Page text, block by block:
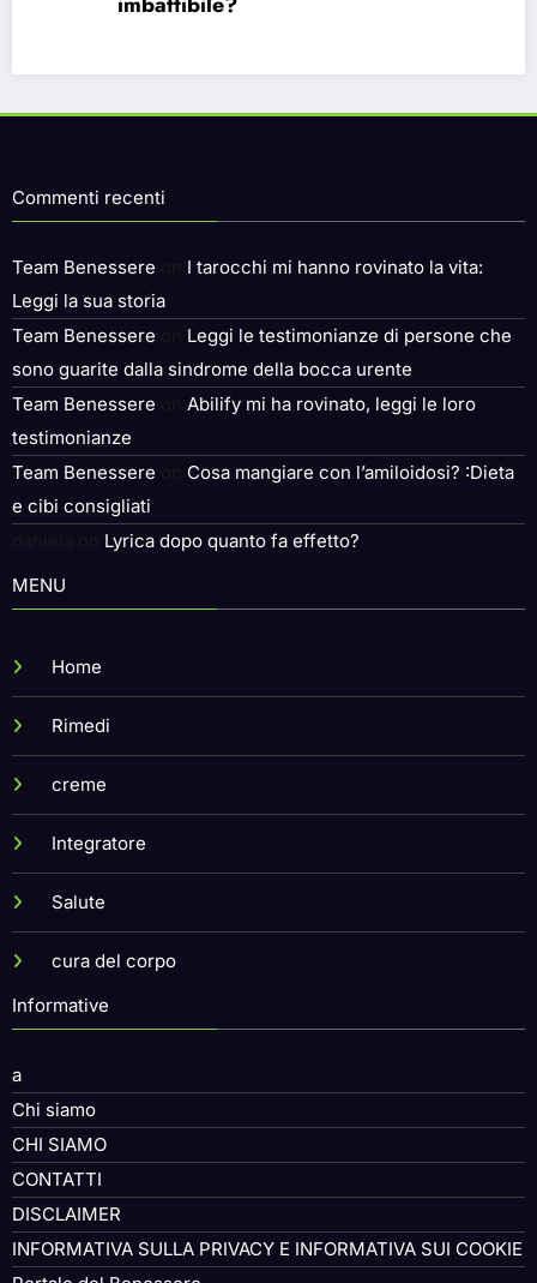
Commenti recenti
Team Benessere
I tarocchi mi hanno rovinato la vita:
Leggi la sua storia
Team Benessere
Leggi le testimonianze di persone che
sono guarite dalla sindrome della bocca urente
Team Benessere
Abilify mi ha rovinato, leggi le loro
testimonianze
Team Benessere
Cosa mangiare con l’amiloidosi? :Dieta
e cibi consigliati
Lyrica dopo quanto fa effetto?
MENU
Home
Rimedi
creme
Integratore
Salute
cura del corpo
Informative
a
Chi siamo
CHI SIAMO
CONTATTI
DISCLAIMER
INFORMATIVA SULLA PRIVACY E INFORMATIVA SUI COOKIE